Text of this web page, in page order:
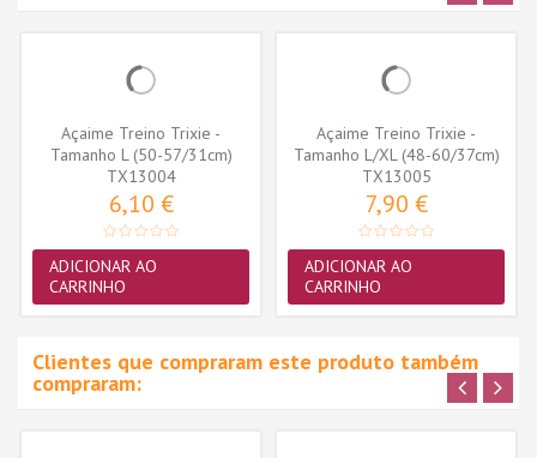
Açaime Treino Trixie -
Tamanho L (50-57/31cm)
(TX13004)
TX13004
6,10 €
ADICIONAR AO
CARRINHO
Açaime Treino Trixie -
Tamanho L/XL (48-60/37cm)
(TX13005)
TX13005
7,90 €
ADICIONAR AO
CARRINHO
Clientes que compraram este produto também
compraram: